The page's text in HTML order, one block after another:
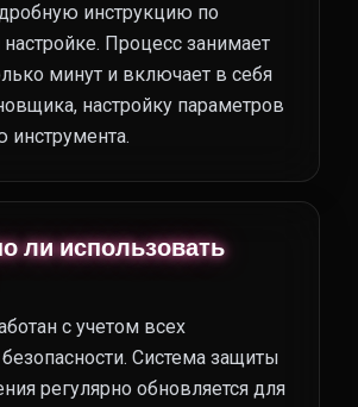
инструкцию по
настройке. Процесс занимает
минут и включает в себя
настройку параметров
инструмента.
ли использовать
с учетом всех
Система защиты
регулярно обновляется для